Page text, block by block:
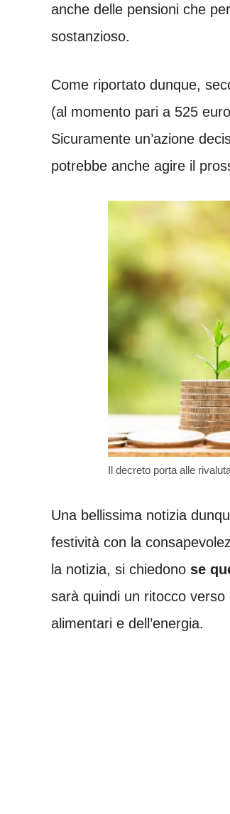
anche delle pensioni che
sostanzioso.
Come riportato dunque,
(al momento pari a 525
Sicuramente un’azione
potrebbe anche agire il
Il decreto porta alle
Una bellissima notizia
festività con la
la notizia, si chiedono se
sarà quindi un ritocco verso
alimentari e dell’energia.